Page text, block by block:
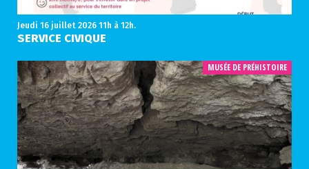
Jeudi 16 juillet 202611h à 12h.
SERVICE CIVIQUE
MUSÉE DE PRÉHISTOIRE